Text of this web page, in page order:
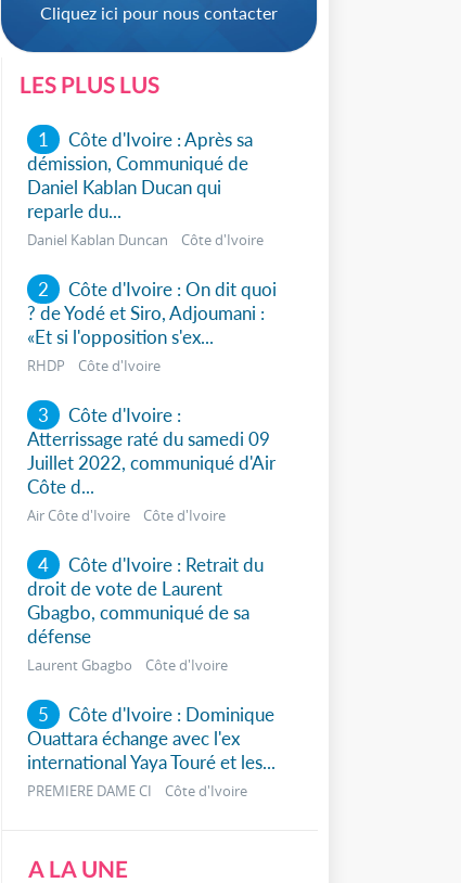
Cliquez ici pour nous contacter
LES PLUS LUS
1
Côte d'Ivoire : Après sa
démission, Communiqué de
Daniel Kablan Ducan qui
reparle du...
Daniel Kablan Duncan Côte d'Ivoire
2
Côte d'Ivoire : On dit quoi
? de Yodé et Siro, Adjoumani :
«Et si l'opposition s'ex...
RHDP Côte d'Ivoire
3
Côte d'Ivoire :
Atterrissage raté du samedi 09
Juillet 2022, communiqué d'Air
Côte d...
Air Côte d'Ivoire Côte d'Ivoire
4
Côte d'Ivoire : Retrait du
droit de vote de Laurent
Gbagbo, communiqué de sa
défense
Laurent Gbagbo Côte d'Ivoire
5
Côte d'Ivoire : Dominique
Ouattara échange avec l'ex
international Yaya Touré et les...
PREMIERE DAME CI Côte d'Ivoire
A LA UNE